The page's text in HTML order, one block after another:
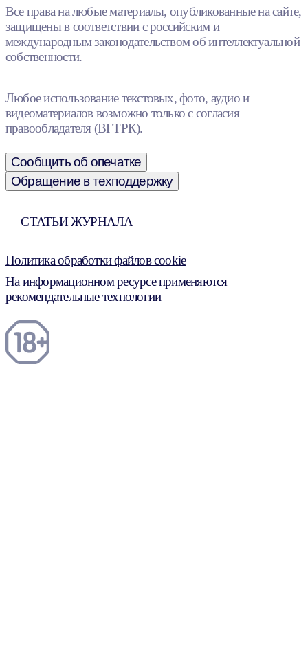
Все права на любые материалы, опубликованные на сайте,
защищены в соответствии с российским и
международным законодательством об интеллектуальной
собственности.
Любое использование текстовых, фото, аудио и
видеоматериалов возможно только с согласия
правообладателя (ВГТРК).
Сообщить об опечатке
Обращение в техподдержку
СТАТЬИ ЖУРНАЛА
Политика обработки файлов cookie
На информационном ресурсе применяются
рекомендательные технологии